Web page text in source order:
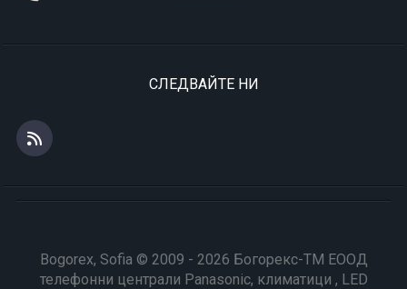
СЛЕДВАЙТЕ НИ
Bogorex, Sofia © 2009 - 2026 Богорекс-ТМ ЕООД
телефонни централи Panasonic, климатици , LED